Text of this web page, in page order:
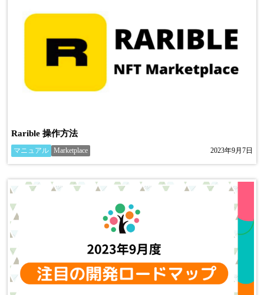
Rarible 操作方法
マニュアル Marketplace 2023年9月7日